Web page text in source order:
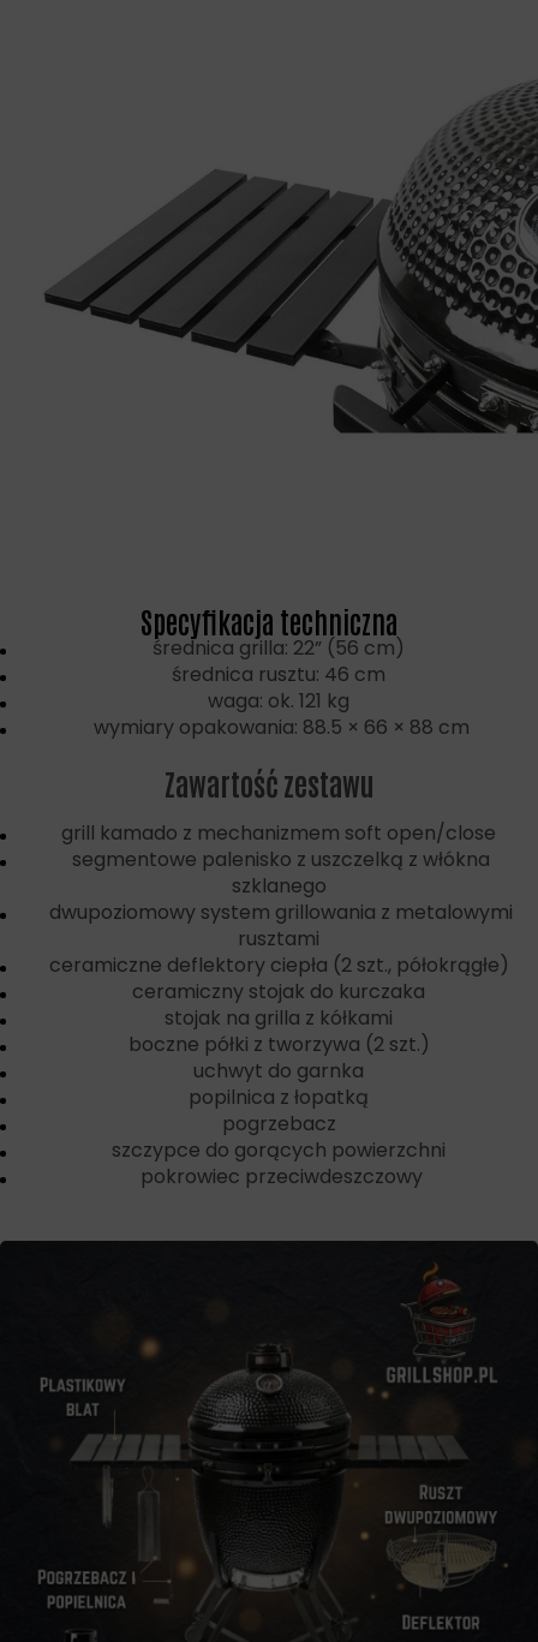
Specyfikacja techniczna
średnica grilla: 22” (56 cm)
średnica rusztu: 46 cm
waga: ok. 121 kg
wymiary opakowania: 88.5 × 66 × 88 cm
Zawartość zestawu
grill kamado z mechanizmem soft open/close
segmentowe palenisko z uszczelką z włókna
szklanego
dwupoziomowy system grillowania z metalowymi
rusztami
ceramiczne deflektory ciepła (2 szt., półokrągłe)
ceramiczny stojak do kurczaka
stojak na grilla z kółkami
boczne półki z tworzywa (2 szt.)
uchwyt do garnka
popilnica z łopatką
pogrzebacz
szczypce do gorących powierzchni
pokrowiec przeciwdeszczowy